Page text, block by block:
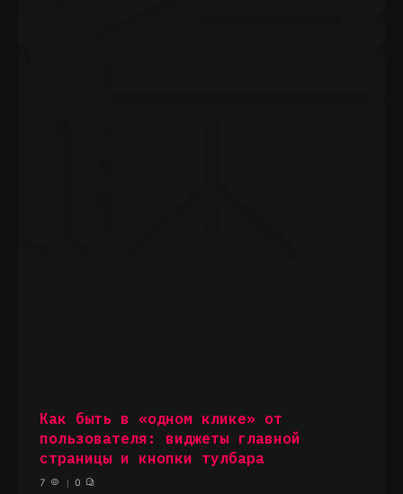
Как быть в «одном клике» от
пользователя: виджеты главной
страницы и кнопки тулбара
7 0